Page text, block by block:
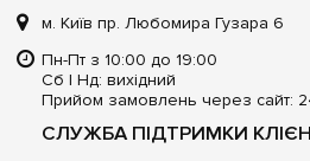
м. Київ пр. Любомира Гузара 6
Пн-Пт з 10:00 до 19:00
Сб | Нд: вихідний
Прийом замовлень через сайт:
СЛУЖБА ПІДТРИМКИ